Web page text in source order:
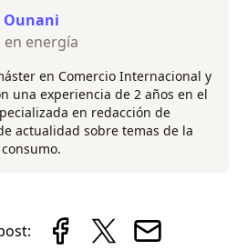
en energía
en Comercio Internacional y
una experiencia de 2 años en el
en redacción de
actualidad sobre temas de la